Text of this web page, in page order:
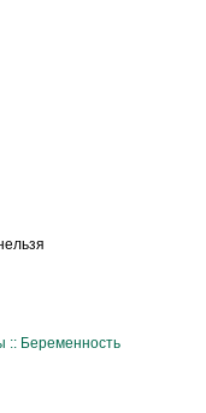
Беременность